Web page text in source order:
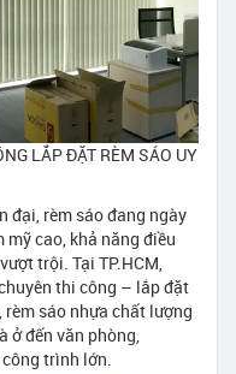
LẮP ĐẶT RÈM SÁO UY
đại, rèm sáo đang ngày
cao, khả năng điều
trội. Tại TP.HCM,
thi công – lắp đặt
rèm sáo nhựa chất lượng
ở đến văn phòng,
trình lớn.